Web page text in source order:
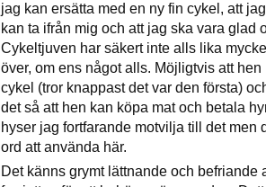
jag kan ersätta med en ny fin cykel, att
kan ta ifrån mig och att jag ska vara glad
Cykeltjuven har säkert inte alls lika
över, om ens något alls. Möjligtvis att
cykel (tror knappast det var den första)
det så att hen kan köpa mat och betala
hyser jag fortfarande motvilja till det men
ord att använda här.
Det känns grymt lättnande och befriande